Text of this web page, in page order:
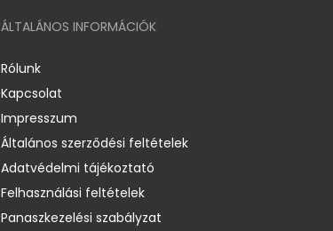
ÁLTALÁNOS INFORMÁCIÓK
Rólunk
Kapcsolat
Impresszum
Általános szerződési feltételek
Adatvédelmi tájékoztató
Felhasználási feltételek
Panaszkezelési szabályzat